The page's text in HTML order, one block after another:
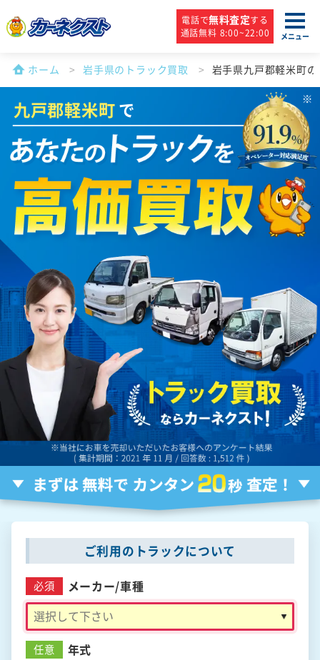
電話で無料査定する
通話無料 8:00~22:00
メニュー
ホーム 岩手県のトラック買取 岩手県九戸郡軽米町
九戸郡軽米町で
ご利用のトラックについて
必須 メーカー/車種
任意 年式